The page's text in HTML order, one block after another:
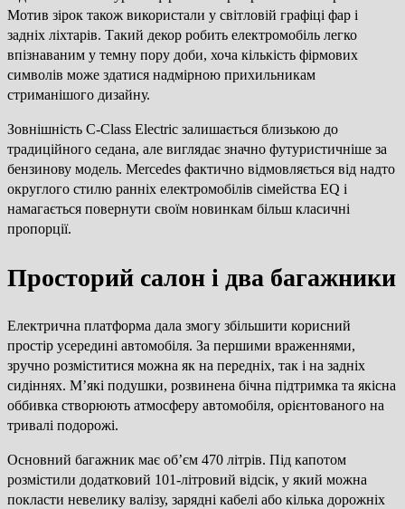
Мотив зірок також використали у світловій графіці фар і
задніх ліхтарів. Такий декор робить електромобіль легко
впізнаваним у темну пору доби, хоча кількість фірмових
символів може здатися надмірною прихильникам
стриманішого дизайну.
Зовнішність C-Class Electric залишається близькою до
традиційного седана, але виглядає значно футуристичніше за
бензинову модель. Mercedes фактично відмовляється від надто
округлого стилю ранніх електромобілів сімейства EQ і
намагається повернути своїм новинкам більш класичні
пропорції.
Просторий салон і два багажники
Електрична платформа дала змогу збільшити корисний
простір усередині автомобіля. За першими враженнями,
зручно розміститися можна як на передніх, так і на задніх
сидіннях. М’які подушки, розвинена бічна підтримка та якісна
оббивка створюють атмосферу автомобіля, орієнтованого на
тривалі подорожі.
Основний багажник має об’єм 470 літрів. Під капотом
розмістили додатковий 101-літровий відсік, у який можна
покласти невелику валізу, зарядні кабелі або кілька дорожніх